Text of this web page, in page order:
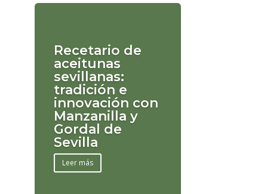
Recetario de
aceitunas
sevillanas:
tradición e
innovación con
Manzanilla y
Gordal de
Sevilla
Leer más